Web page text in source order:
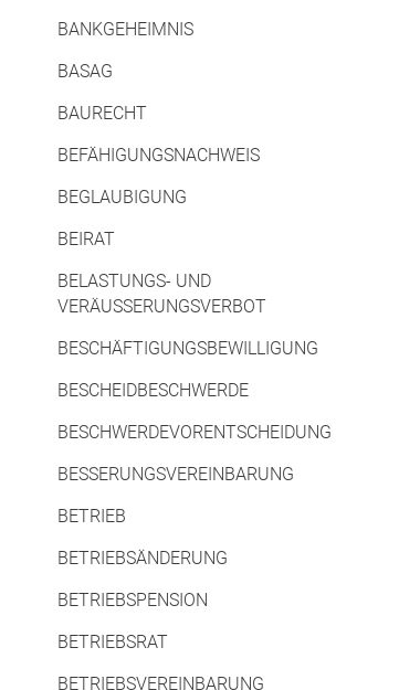
BANKGEHEIMNIS
BASAG
BAURECHT
BEFÄHIGUNGSNACHWEIS
BEGLAUBIGUNG
BEIRAT
BELASTUNGS- UND
VERÄUSSERUNGSVERBOT
BESCHÄFTIGUNGSBEWILLIGUNG
BESCHEIDBESCHWERDE
BESCHWERDEVORENTSCHEIDUNG
BESSERUNGSVEREINBARUNG
BETRIEB
BETRIEBSÄNDERUNG
BETRIEBSPENSION
BETRIEBSRAT
BETRIEBSVEREINBARUNG